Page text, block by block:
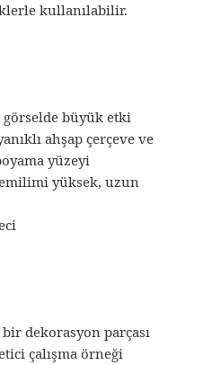
kullanılabilir.
görselde büyük etki
ahşap çerçeve ve
yüzeyi
yüksek, uzun
dekorasyon parçası
çalışma örneği